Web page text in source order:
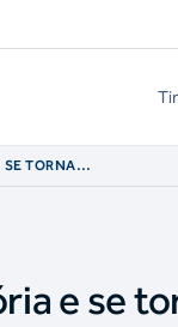
SE TORNA
e se